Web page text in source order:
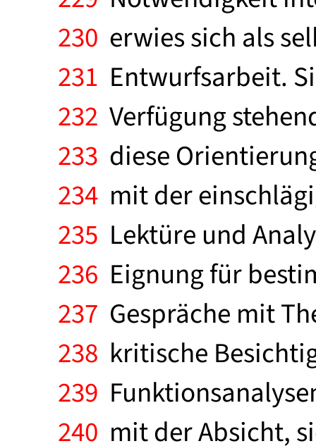
230 erwies sich als
231 Entwurfsarbeit.
232 Verfügung
233 diese
234 mit der
235 Lektüre und
236 Eignung für
237 Gespräche mit
238 kritische
239
240 mit der Absicht,